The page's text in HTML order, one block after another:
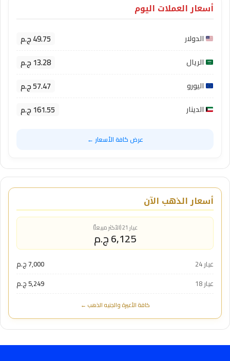
أسعار العملات اليوم
الدولار 49.75 ج.م
الريال 13.28 ج.م
اليورو 57.47 ج.م
الدينار 161.55 ج.م
عرض كافة الأسعار ←
أسعار الذهب الآن
عيار 21 (الأكثر مبيعاً)
6,125 ج.م
عيار 24
7,000 ج.م
عيار 18
5,249 ج.م
كافة الأعيرة والجنيه الذهب ←